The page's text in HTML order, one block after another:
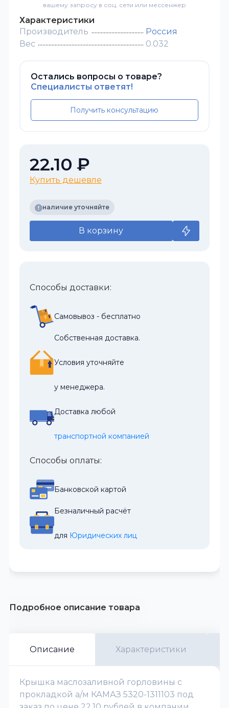
вашему запросу в соц. сети или мессенжер
Характеристики
Производитель
Россия
Вес
0.032
Остались вопросы о товаре?
Специалисты ответят!
Получить консультацию
22.10 ₽
Купить дешевле
наличие уточняйте
В корзину
Способы доставки:
Самовывоз - бесплатно
Собственная доставка.
Условия уточняйте
у менеджера.
Доставка любой
транспортной компанией
Способы оплаты:
Банковской картой
Безналичный расчёт
для Юридических лиц
Подробное описание товара
Описание Характеристики
Крышка маслозаливной горловины с
прокладкой а/м КАМАЗ 5320-1311103 под